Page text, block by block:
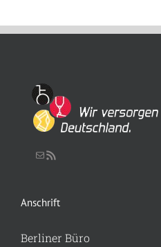
Schreiben Sie uns eine Nachricht
Anschrift
Berliner Büro